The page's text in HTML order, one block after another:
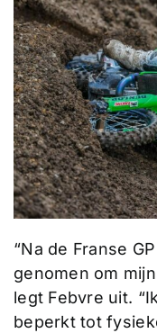
“Na de Franse
genomen om
legt Febvre uit.
beperkt tot